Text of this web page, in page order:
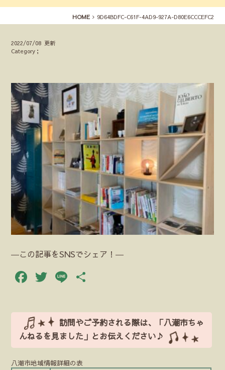
HOME 9D64BDFC-C61F-4AD9-927A-D80E6CCCEFC2
2022/07/08 更新
Category；
―この記事をSNSでシェア！―
Facebook
Twitter
Line
訪問やご予約される際は、「八潮市ちゃ
んねるを見ました」とお伝えください♪
八潮市地域情報詳細の表